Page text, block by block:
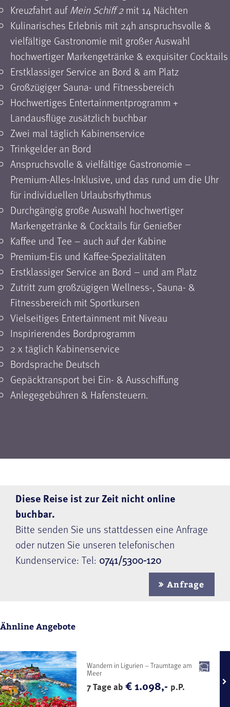
Kreuzfahrt aufMein Schiff 2mit 14 Nächten
Kulinarisches Erlebnis mit 24h anspruchsvolle &
vielfältige Gastronomie mit großer Auswahl
hochwertiger Markengetränke & exquisiter Cocktails
Erstklassiger Service an Bord & am Platz
Großzügiger Sauna- und Fitnessbereich
Hochwertiges Entertainmentprogramm +
Landausflüge zusätzlich buchbar
Zwei mal täglich Kabinenservice
Trinkgelder an Bord
Anspruchsvolle & vielfältige Gastronomie –
Premium-Alles-Inklusive, und das rund um die Uhr
für individuellen Urlaubsrhythmus
Durchgängig große Auswahl hochwertiger
Markengetränke & Cocktails für Genießer
Kaffee und Tee – auch auf der Kabine
Premium-Eis und Kaffee-Spezialitäten
Erstklassiger Service an Bord – und am Platz
Zutritt zum großzügigen Wellness-, Sauna- &
Fitnessbereich mit Sportkursen
Vielseitiges Entertainment mit Niveau
Inspirierendes Bordprogramm
2 x täglich Kabinenservice
Bordsprache Deutsch
Gepäcktransport bei Ein- & Ausschiffung
Anlegegebühren & Hafensteuern.
Diese Reise ist zur Zeit nicht online
buchbar.
Bitte senden Sie uns stattdessen eine Anfrage
oder nutzen Sie unseren telefonischen
Kundenservice: Tel: 0741/5300-120
Anfrage
Ähnline Angebote
Wandern in Ligurien – Traumtage am
Meer
7 Tage ab€ 1.098,- p.P.